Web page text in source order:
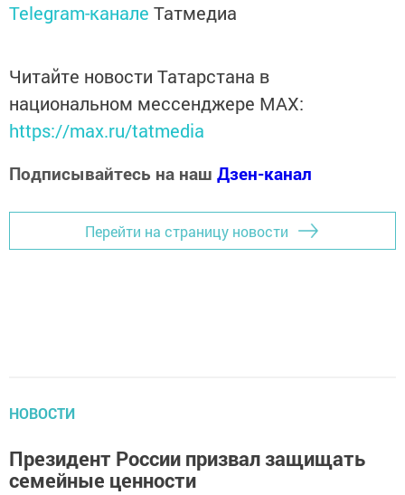
Telegram-канале Татмедиа
Читайте новости Татарстана в
национальном мессенджере MАХ:
https://max.ru/tatmedia
Подписывайтесь на наш Дзен-канал
Перейти на страницу новости
НОВОСТИ
Президент России призвал защищать
семейные ценности